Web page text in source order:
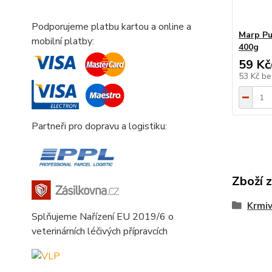
Podporujeme platbu kartou a online a
mobilní platby:
Partneři pro dopravu a logistiku:
Splňujeme Nařízení EU 2019/6 o
veterinárních léčivých přípravcích
Marp
400g
59 Kč/
53 Kč
Zboží